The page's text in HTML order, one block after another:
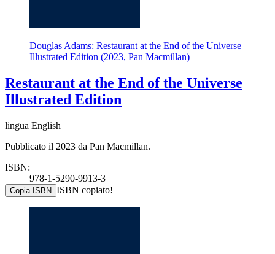
Douglas Adams: Restaurant at the End of the Universe
Illustrated Edition (2023, Pan Macmillan)
Restaurant at the End of the Universe
Illustrated Edition
lingua English
Pubblicato il 2023 da Pan Macmillan.
ISBN:
978-1-5290-9913-3
Copia ISBN ISBN copiato!